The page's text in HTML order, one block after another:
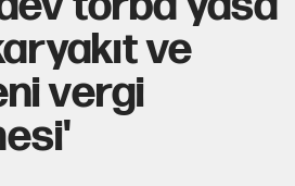
ve
vergi